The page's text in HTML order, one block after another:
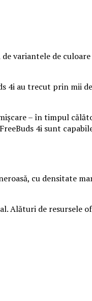
variantele de
4i au trecut prin mii
– în timpul
4i sunt
cu densitate
Alături de resursele